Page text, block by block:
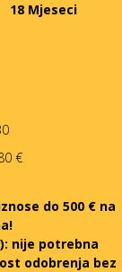
18 Mjeseci
€
do 500 € na
nije potrebna
odobrenja bez